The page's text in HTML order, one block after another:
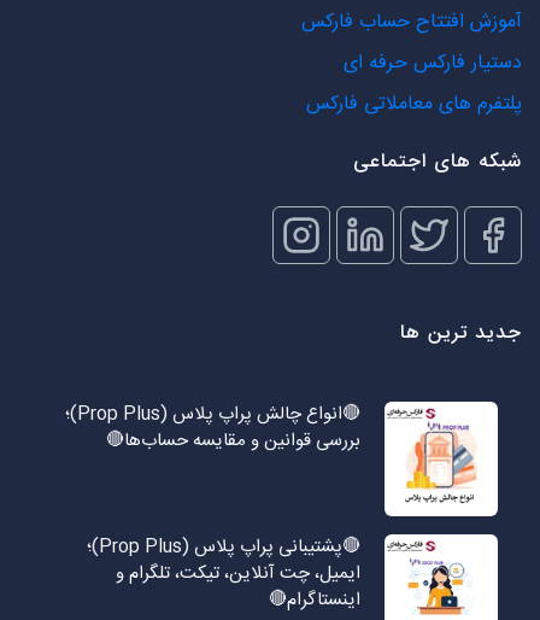
آموزش افتتاح حساب فارکس
دستیار فارکس حرفه ای
پلتفرم های معاملاتی فارکس
شبکه های اجتماعی
جدید ترین ها
🔴انواع چالش پراپ پلاس (Prop Plus)؛
بررسی قوانین و مقایسه حساب‌ها🔴
🔴پشتیبانی پراپ پلاس (Prop Plus)؛
ایمیل، چت آنلاین، تیکت، تلگرام و
اینستاگرام🔴